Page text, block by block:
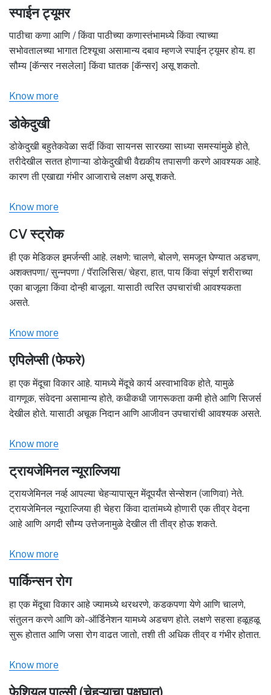
स्पाईन ट्यूमर
पाठीचा कणा आणि / किंवा पाठीच्या कणास्तंभामध्ये किंवा त्याच्या
सभोवतालच्या भागात टिश्यूचा असामान्य दबाव म्हणजे स्पाईन ट्यूमर होय. हा
सौम्य [कॅन्सर नसलेला] किंवा घातक [कॅन्सर] असू शकतो.
Know more
डोकेदुखी
डोकेदुखी बहुतेकवेळा सर्दी किंवा सायनस सारख्या साध्या समस्यांमुळे होते,
तरीदेखील सतत होणाऱ्या डोकेदुखीची वैद्यकीय तपासणी करणे आवश्यक आहे.
कारण ती एखाद्या गंभीर आजाराचे लक्षण असू शकते.
Know more
CV स्ट्रोक
ही एक मेडिकल इमर्जन्सी आहे. लक्षणे: चालणे, बोलणे, समजून घेण्यात अडचण,
अशक्तपणा/ सुन्नपणा / पॅरालिसिस/ चेहरा, हात, पाय किंवा संपूर्ण शरीराच्या
एका बाजूला किंवा दोन्ही बाजूला. यासाठी त्वरित उपचारांची आवश्यकता
असते.
Know more
एपिलेप्सी (फेफरे)
हा एक मेंदूचा विकार आहे. यामध्ये मेंदूचे कार्य अस्वाभाविक होते, यामुळे
वागणूक, संवेदना असामान्य होते, कधीकधी जागरूकता कमी होते आणि सिजर्स
देखील होते. यासाठी अचूक निदान आणि आजीवन उपचारांची आवश्यक असते.
Know more
ट्रायजेमिनल न्यूराल्जिया
ट्रायजेमिनल नर्व्ह आपल्या चेहऱ्यापासून मेंदूपर्यंत सेन्सेशन (जाणिवा) नेते.
ट्रायजेमिनल न्यूराल्जिया ही चेहरा किंवा दातांमध्ये होणारी एक तीव्र वेदना
आहे आणि अगदी सौम्य उत्तेजनामुळे देखील ती तीव्र होऊ शकते.
Know more
पार्किन्सन रोग
हा एक मेंदूचा विकार आहे ज्यामध्ये थरथरणे, कडकपणा येणे आणि चालणे,
संतुलन करणे आणि को-ऑर्डिनेशन यामध्ये अडचण होते. लक्षणे सहसा हळूहळू
सुरू होतात आणि जसा रोग वाढत जातो, तशी ती अधिक तीव्र व गंभीर होतात.
Know more